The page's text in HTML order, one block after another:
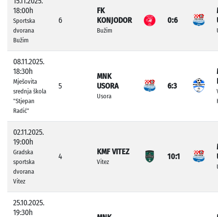
18:00h
Sportska
dvorana
Bužim
6
FK
KONJODOR
Bužim
0:6
08.11.2025.
18:30h
Mješovita
srednja škola
"Stjepan
Radić"
5
MNK
USORA
Usora
6:3
02.11.2025.
19:00h
Gradska
sportska
dvorana
Vitez
4
KMF VITEZ
Vitez
10:1
25.10.2025.
19:30h